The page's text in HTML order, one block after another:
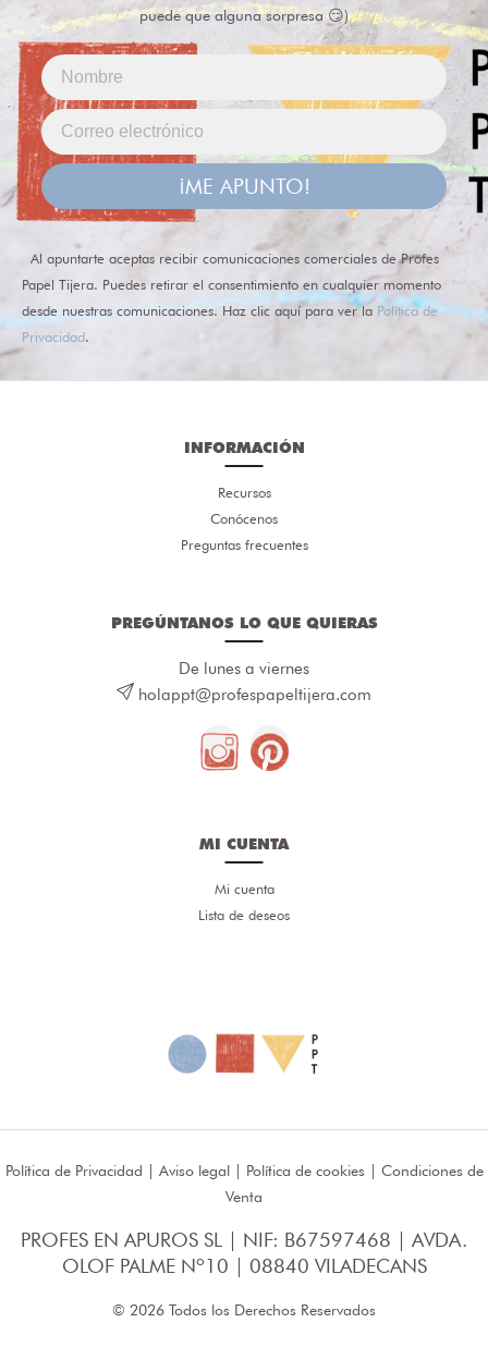
puede que alguna sorpresa 😏)
¡ME APUNTO!
Al apuntarte aceptas recibir comunicaciones comerciales de Profes
Papel Tijera. Puedes retirar el consentimiento en cualquier momento
desde nuestras comunicaciones. Haz clic aquí para ver la Política de
Privacidad.
INFORMACIÓN
Recursos
Conócenos
Preguntas frecuentes
PREGÚNTANOS LO QUE QUIERAS
De lunes a viernes
holappt@profespapeltijera.com
MI CUENTA
Mi cuenta
Lista de deseos
Política de Privacidad | Aviso legal| Política de cookies | Condiciones de
Venta
PROFES EN APUROS SL | NIF: B67597468 | AVDA.
OLOF PALME Nº10 | 08840 VILADECANS
© 2026 Todos los Derechos Reservados